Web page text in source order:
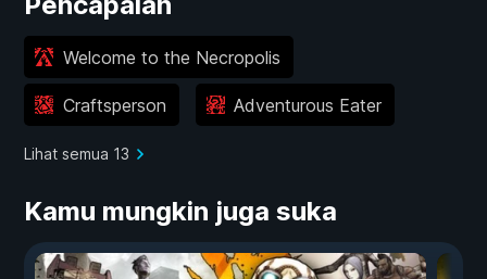
Welcome to the Necropolis
Craftsperson Adventurous Eater
Lihat semua 13
Kamu mungkin juga suka